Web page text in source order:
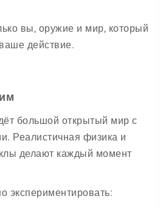
вы, оружие и мир, который
действие.
большой открытый мир с
Реалистичная физика и
делают каждый момент
экспериментировать: